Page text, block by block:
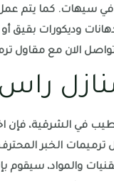
في سيهات. كما يتم
وديكورات بقيق أو
الان مع مقاول
راس
في الشرقية، فإن
ترميمات الخبر
والمواد، سيقوم